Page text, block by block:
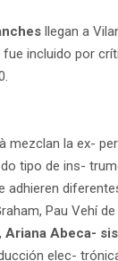
llegan a
incluido por
mezclan la ex-
tipo de ins-
adhieren
Pau Vehí
Ariana Abeca- sis
elec-